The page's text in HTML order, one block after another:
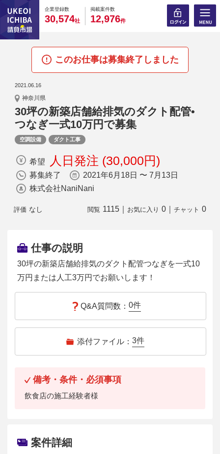
企業登録数
0
3
0
0,
0
5
0
74社
掲載案件数
0
1
0
2,
0
9
0
76件
このお仕事は募集終了しました
2021.06.16
神奈川県
30坪の新築店舗給排気のダクト配管•
つなぎ一式10万円で募集
空調設備 ダクト工事
希望 人日発注 (30,000円)
募集終了
2021年6月18日 〜 7月13日
株式会社NaniNani
評価 なし 閲覧 1115 お気に入り 0 チャット 0
仕事の説明
30坪の新築店舗給排気のダクト配管つなぎを一式10
万円または人工3万円でお願いします！
Q&A質問数： 0件
添付ファイル： 3件
備考・条件・必須事項
飲食店の施工経験者様
案件詳細